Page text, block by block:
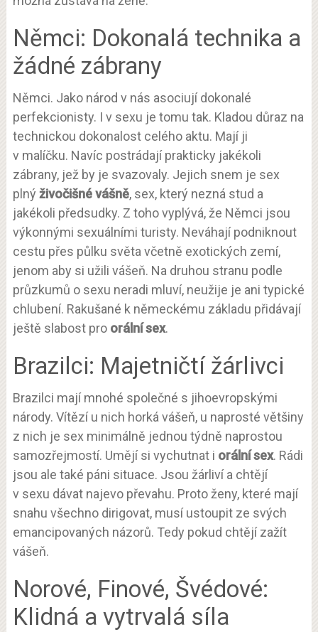
Němci: Dokonalá technika a
žádné zábrany
Němci. Jako národ v nás asociují dokonalé
perfekcionisty. I v sexu je tomu tak. Kladou důraz na
technickou dokonalost celého aktu. Mají ji
v malíčku. Navíc postrádají prakticky jakékoli
zábrany, jež by je svazovaly. Jejich snem je sex
plný živočišné vášně, sex, který nezná stud a
jakékoli předsudky. Z toho vyplývá, že Němci jsou
výkonnými sexuálními turisty. Neváhají podniknout
cestu přes půlku světa včetně exotických zemí,
jenom aby si užili vášeň. Na druhou stranu podle
průzkumů o sexu neradi mluví, neužije je ani typické
chlubení. Rakušané k německému základu přidávají
ještě slabost pro orální sex.
Brazilci: Majetničtí žárlivci
Brazilci mají mnohé společné s jihoevropskými
národy. Vítězí u nich horká vášeň, u naprosté většiny
z nich je sex minimálně jednou týdně naprostou
samozřejmostí. Umějí si vychutnat i orální sex. Rádi
jsou ale také páni situace. Jsou žárliví a chtějí
v sexu dávat najevo převahu. Proto ženy, které mají
snahu všechno dirigovat, musí ustoupit ze svých
emancipovaných názorů. Tedy pokud chtějí zažít
vášeň.
Norové, Finové, Švédové:
Klidná a vytrvalá síla